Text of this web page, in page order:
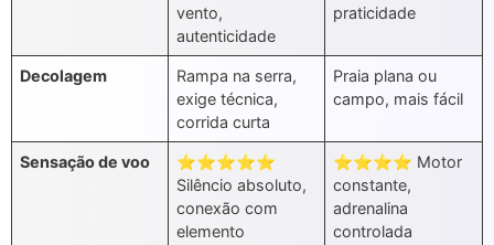
vento,
autenticidade
praticidade
Decolagem
Rampa na serra,
exige técnica,
corrida curta
Praia plana ou
campo, mais fácil
Sensação de voo
⭐⭐⭐⭐⭐
Silêncio absoluto,
conexão com
elemento
⭐⭐⭐⭐ Motor
constante,
adrenalina
controlada